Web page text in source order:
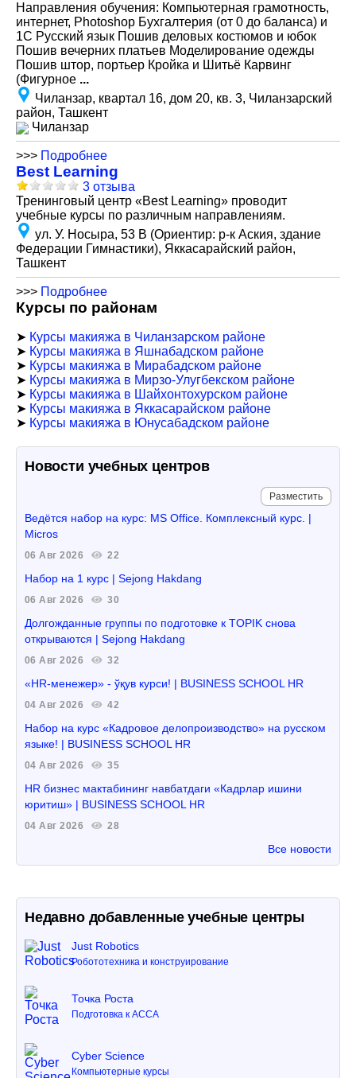
Направления обучения: Компьютерная грамотность,
интернет, Photoshop Бухгалтерия (от 0 до баланса) и
1С Русский язык Пошив деловых костюмов и юбок
Пошив вечерних платьев Моделирование одежды
Пошив штор, портьер Кройка и Шитьё Карвинг
(Фигурное ...
Чиланзар, квартал 16, дом 20, кв. 3, Чиланзарский
район, Ташкент
Чиланзар
>>> Подробнее
Вest Learning
3 отзыва
Тренинговый центр «Best Learning» проводит
учебные курсы по различным направлениям.
ул. У. Носыра, 53 В (Ориентир: р-к Аския, здание
Федерации Гимнастики), Яккасарайский район,
Ташкент
>>> Подробнее
Курсы по районам
➤ Курсы макияжа в Чиланзарском районе
➤ Курсы макияжа в Яшнабадском районе
➤ Курсы макияжа в Мирабадском районе
➤ Курсы макияжа в Мирзо-Улугбекском районе
➤ Курсы макияжа в Шайхонтохурском районе
➤ Курсы макияжа в Яккасарайском районе
➤ Курсы макияжа в Юнусабадском районе
Новости учебных центров
Разместить
Ведётся набор на курс: MS Office. Комплексный курс. |
Micros
06 Авг 2026 22
Набор на 1 курс | Sejong Hakdang
06 Авг 2026 30
Долгожданные группы по подготовке к TOPIK снова
открываются | Sejong Hakdang
06 Авг 2026 32
«HR-менежер» - ўқув курси! | BUSINESS SCHOOL HR
04 Авг 2026 42
Набор на курс «Кадровое делопроизводство» на русском
языке! | BUSINESS SCHOOL HR
04 Авг 2026 35
HR бизнес мактабининг навбатдаги «Кадрлар ишини
юритиш» | BUSINESS SCHOOL HR
04 Авг 2026 28
Все новости
Недавно добавленные учебные центры
Just Robotics
Робототехника и конструирование
Точка Роста
Подготовка к ACCA
Cyber Science
Компьютерные курсы